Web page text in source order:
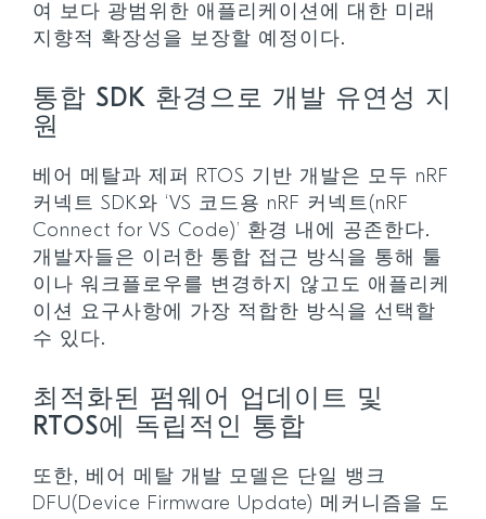
여 보다 광범위한 애플리케이션에 대한 미래
지향적 확장성을 보장할 예정이다.
통합 SDK 환경으로 개발 유연성 지
원
베어 메탈과 제퍼 RTOS 기반 개발은 모두 nRF
커넥트 SDK와 ‘VS 코드용 nRF 커넥트(nRF
Connect for VS Code)’ 환경 내에 공존한다.
개발자들은 이러한 통합 접근 방식을 통해 툴
이나 워크플로우를 변경하지 않고도 애플리케
이션 요구사항에 가장 적합한 방식을 선택할
수 있다.
최적화된 펌웨어 업데이트 및
RTOS에 독립적인 통합
또한, 베어 메탈 개발 모델은 단일 뱅크
DFU(Device Firmware Update) 메커니즘을 도